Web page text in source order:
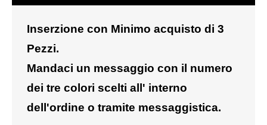
COMPLETI
GIACCHE E CAPPOTTI
PANTALONI
PIGIAMI
Inserzione con Minimo acquisto di 3
Pezzi.
Mandaci un messaggio con il numero
dei tre colori scelti all' interno
dell'ordine o tramite messaggistica.